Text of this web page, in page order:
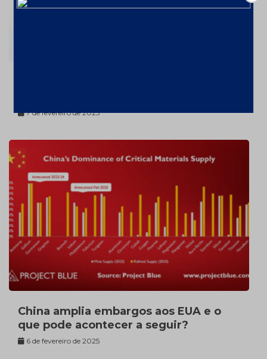
7 de fevereiro de 2025
China amplia embargos aos EUA e o
que pode acontecer a seguir?
6 de fevereiro de 2025